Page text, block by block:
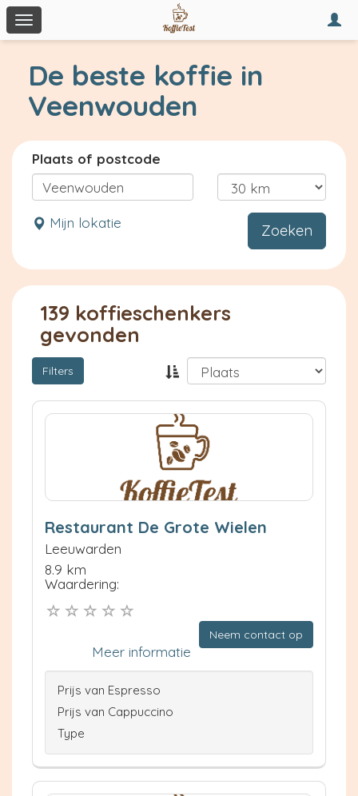
Toggle
navigation
De beste koffie in
Veenwouden
Plaats of postcode
Mijn lokatie Zoeken
139 koffieschenkers
gevonden
Filters
Restaurant De Grote Wielen
Leeuwarden
8.9 km
Waardering:
Neem contact op
Meer informatie
Prijs van Espresso
Prijs van Cappuccino
Type